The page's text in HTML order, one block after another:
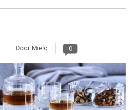
Door Mielo 0